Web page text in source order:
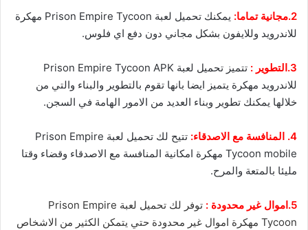
2.مجانية تماما:
يمكنك تحميل لعبة Prison Empire Tycoon مهكرة
للاندرويد وللايفون بشكل مجاني دون دفع اي فلوس.
3.التطوير :
تتميز تحميل لعبة Prison Empire Tycoon APK
للاندرويد مهكرة يتميز ايضا بانها تقوم بالتطوير والبناء والتي من
خلالها يمكنك تطوير وبناء العديد من الامور الهامة في السجن.
4. المنافسة مع الاصدقاء:
تتيح لك تحميل لعبة Prison Empire
Tycoon mobile مهكرة امكانية المنافسة مع الاصدقاء وقضاء وقتا
مليئا بالمتعة والمرح.
5.اموال غير محدودة :
توفر لك تحميل لعبة Prison Empire
Tycoon مهكرة اموال غير محدودة حتي يتمكن الكثير من الاشخاص